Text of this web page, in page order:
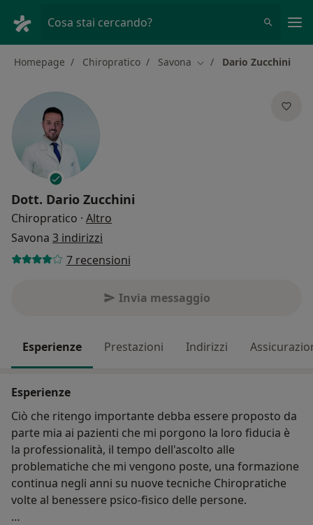
Cosa stai cercando?
Homepage Chiropratico Savona Cambia città
Dario Zucchini
Dott. Dario Zucchini
Chiropratico · Altro
Savona 3 indirizzi
7 recensioni
Invia messaggio
Esperienze Prestazioni Indirizzi
Esperienze
Ciò che ritengo importante debba essere proposto da
parte mia ai pazienti che mi porgono la loro fiducia è
la professionalità, il tempo dell'ascolto alle
problematiche che mi vengono poste, una formazione
continua negli anni su nuove tecniche Chiropratiche
volte al benessere psico-fisico delle persone.